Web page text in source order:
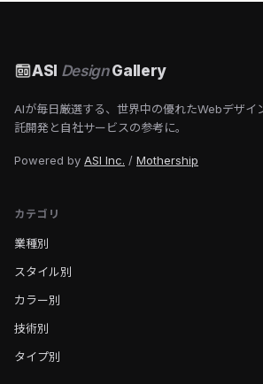
ASI DesignGallery
AIが毎日厳選する、世界中の優れたWebデザイ
託開発と自社サービスの参考に。
Powered by ASI Inc. / Mothership
カテゴリ
業種別
スタイル別
カラー別
技術別
タイプ別